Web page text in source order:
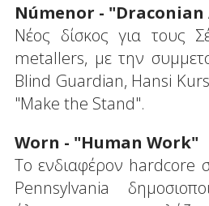
Númenor - "Draconian
Νέος δίσκος για τους
metallers, με την
Blind Guardian, Hansi
"Make the Stand".
Worn - "Human Work"
Το ενδιαφέρον hardcore
Pennsylvania